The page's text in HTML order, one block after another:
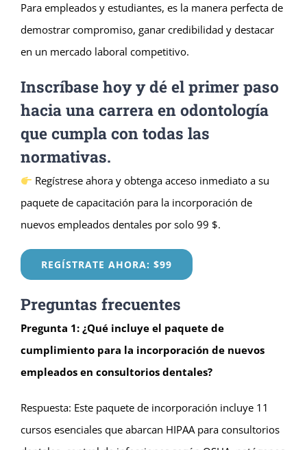
Para empleados y estudiantes, es la manera perfecta de
demostrar compromiso, ganar credibilidad y destacar
en un mercado laboral competitivo.
Inscríbase hoy y dé el primer paso
hacia una carrera en odontología
que cumpla con todas las
normativas.
Regístrese ahora y obtenga acceso inmediato a su
paquete de capacitación para la incorporación de
nuevos empleados dentales por solo 99 $.
REGÍSTRATE AHORA: $99
Preguntas frecuentes
Pregunta 1: ¿Qué incluye el paquete de
cumplimiento para la incorporación de nuevos
empleados en consultorios dentales?
Respuesta: Este paquete de incorporación incluye 11
cursos esenciales que abarcan HIPAA para consultorios